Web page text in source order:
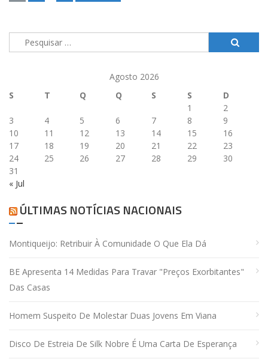
artigos
Pesquisar
por:
Agosto 2026
S
T Q Q S S D
« Jul
1
2
3
4 5 6 7 8
9
10
11 12 13 14 15
16
17
18 19 20 21 22
23
24
25 26 27 28 29
30
31
ÚLTIMAS NOTÍCIAS NACIONAIS
Montiqueijo: Retribuir À Comunidade O Que Ela Dá
BE Apresenta 14 Medidas Para Travar "preços Exorbitantes"
Das Casas
Homem Suspeito De Molestar Duas Jovens Em Viana
Disco De Estreia De Silk Nobre É Uma Carta De Esperança